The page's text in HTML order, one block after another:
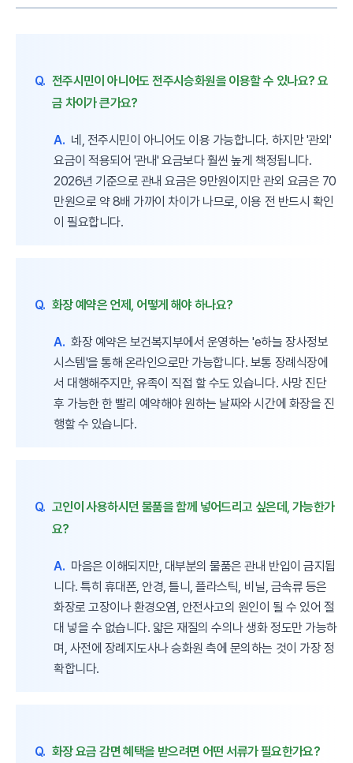
Q. 전주시민이 아니어도 전주시승화원을 이용할 수 있나요? 요
금 차이가 큰가요?
A. 네, 전주시민이 아니어도 이용 가능합니다. 하지만 '관외'
요금이 적용되어 '관내' 요금보다 훨씬 높게 책정됩니다.
2026년 기준으로 관내 요금은 9만원이지만 관외 요금은 70
만원으로 약 8배 가까이 차이가 나므로, 이용 전 반드시 확인
이 필요합니다.
Q. 화장 예약은 언제, 어떻게 해야 하나요?
A. 화장 예약은 보건복지부에서 운영하는 'e하늘 장사정보
시스템'을 통해 온라인으로만 가능합니다. 보통 장례식장에
서 대행해주지만, 유족이 직접 할 수도 있습니다. 사망 진단
후 가능한 한 빨리 예약해야 원하는 날짜와 시간에 화장을 진
행할 수 있습니다.
Q. 고인이 사용하시던 물품을 함께 넣어드리고 싶은데, 가능한가
요?
A. 마음은 이해되지만, 대부분의 물품은 관내 반입이 금지됩
니다. 특히 휴대폰, 안경, 틀니, 플라스틱, 비닐, 금속류 등은
화장로 고장이나 환경오염, 안전사고의 원인이 될 수 있어 절
대 넣을 수 없습니다. 얇은 재질의 수의나 생화 정도만 가능하
며, 사전에 장례지도사나 승화원 측에 문의하는 것이 가장 정
확합니다.
Q. 화장 요금 감면 혜택을 받으려면 어떤 서류가 필요한가요?